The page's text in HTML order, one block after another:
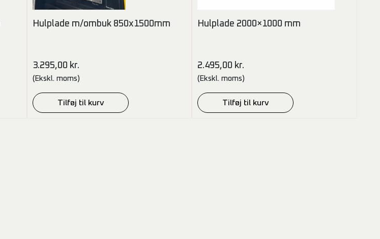
Hulplade m/ombuk 850x1500mm
3.295,00 kr.
(Ekskl. moms)
Tilføj til kurv
Hulplade 2000×1000 mm
2.495,00 kr.
(Ekskl. moms)
Tilføj til kurv